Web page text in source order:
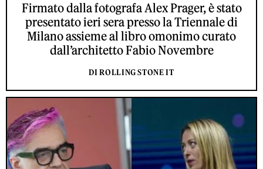
Firmato dalla fotografa Alex Prager, è stato
presentato ieri sera presso la Triennale di
Milano assieme al libro omonimo curato
dall’architetto Fabio Novembre
DI ROLLING STONE IT